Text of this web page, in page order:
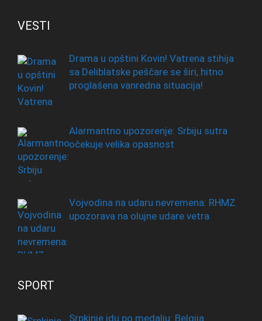
VESTI
Drama u opštini Kovin! Vatrena stihija
sa Deliblatske peščare se širi, hitno
proglašena vanredna situacija!
Alarmantno upozorenje: Srbiju sutra
očekuje velika opasnost
Vojvodina na udaru nevremena: RHMZ
upozorava na olujne udare vetra
SPORT
Srpkinje idu po medalju: Belgija